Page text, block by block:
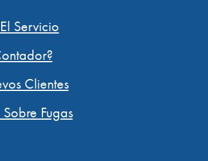
Servicio
Clientes
Fugas